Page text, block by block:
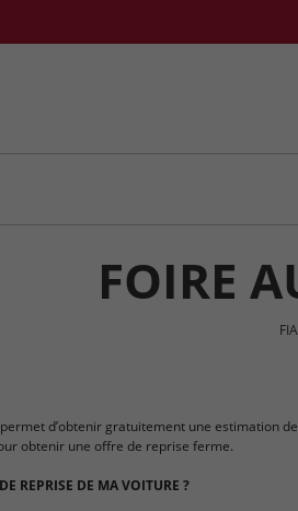
FOIRE
d’obtenir gratuitement une estimation
obtenir une offre de reprise ferme.
REPRISE DE MA VOITURE ?